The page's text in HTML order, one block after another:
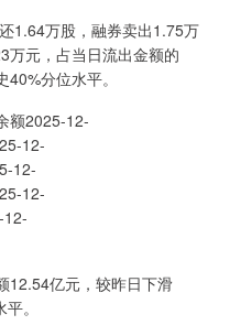
1.64万股，融券卖出1.75万
万元，占当日流出金额的
分位水平。
额2025-12-
12-
12-
12-
12.54亿元，较昨日下滑
。